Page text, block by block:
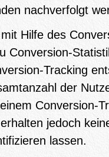
nachverfolgt
Hilfe des
Conversion-
Tracking
der
Conversion-
jedoch
lassen.